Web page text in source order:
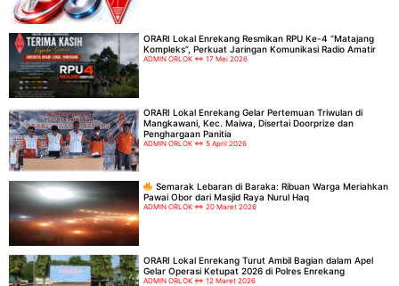
ORARI Lokal Enrekang Resmikan RPU Ke-4 “Matajang
Kompleks”, Perkuat Jaringan Komunikasi Radio Amatir
ADMIN ORLOK 17 Mei 2026
ORARI Lokal Enrekang Gelar Pertemuan Triwulan di
Mangkawani, Kec. Maiwa, Disertai Doorprize dan
Penghargaan Panitia
ADMIN ORLOK 5 April 2026
Semarak Lebaran di Baraka: Ribuan Warga Meriahkan
Pawai Obor dari Masjid Raya Nurul Haq
ADMIN ORLOK 20 Maret 2026
ORARI Lokal Enrekang Turut Ambil Bagian dalam Apel
Gelar Operasi Ketupat 2026 di Polres Enrekang
ADMIN ORLOK 12 Maret 2026